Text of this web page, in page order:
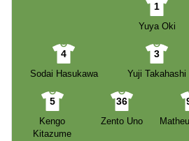
1
Yuya Oki
4
Sodai Hasukawa
3
Yuji Takahashi
5
Kengo
Kitazume
36
Zento Uno